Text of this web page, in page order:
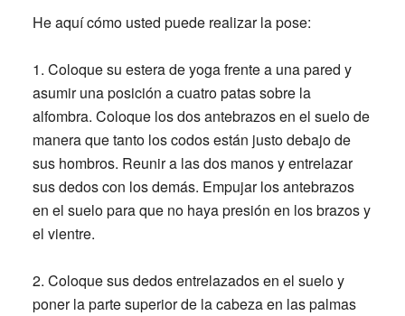
He aquí cómo usted puede realizar la pose:
1. Coloque su estera de yoga frente a una pared y
asumir una posición a cuatro patas sobre la
alfombra. Coloque los dos antebrazos en el suelo de
manera que tanto los codos están justo debajo de
sus hombros. Reunir a las dos manos y entrelazar
sus dedos con los demás. Empujar los antebrazos
en el suelo para que no haya presión en los brazos y
el vientre.
2. Coloque sus dedos entrelazados en el suelo y
poner la parte superior de la cabeza en las palmas